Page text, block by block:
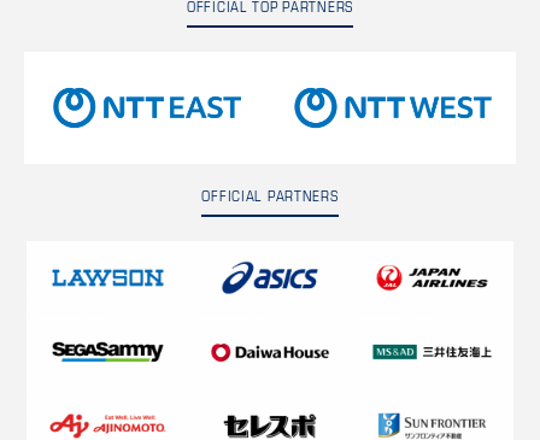
OFFICIAL TOP PARTNERS
OFFICIAL PARTNERS